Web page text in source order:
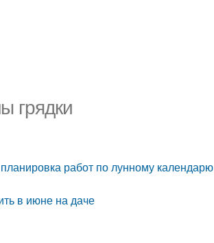
грядки
работ по лунному календарю
в июне на даче